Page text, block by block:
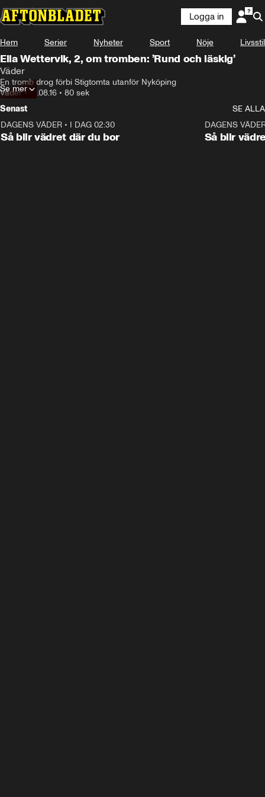
Logga in
Hem Serier Nyheter Sport Nöje Livsstil
Ella Wettervik, 2, om tromben: ’Rund och läskig’
Väder
En tromb drog förbi Stigtomta utanför Nyköping
Väder• 01.08.16 • 80 sek
Se mer
Senast
SE ALLA
DAGENS VÄDER • I DAG 02:30
Så blir vädret där du bor
DAGENS
Så blir